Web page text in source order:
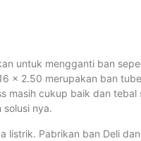
untuk mengganti ban
x 2.50 merupakan ban
masih cukup baik dan tebal
nya.
listrik. Pabrikan ban Deli